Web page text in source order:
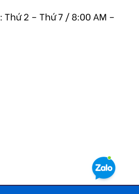
: Thứ 2 – Thứ 7 / 8:00 AM –